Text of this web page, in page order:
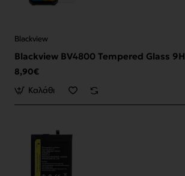
Blackview
Blackview BV4800 Tempered Glass 9H
8,90€
Καλάθι